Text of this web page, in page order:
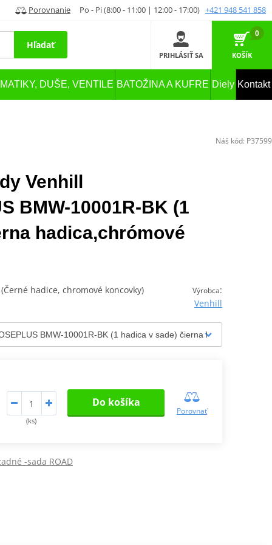
Porovnanie Po - Pi (8:00 - 11:00 | 12:00 - 17:00) +421 948 541 858
Hľadať
PRIHLÁSIŤ SA
0
KOŠÍK
DUŠE, VENTILE BATOŽINA A KUFRE Diely Kontakt
Venhill
BMW-10001R-BK (1
hadica,chrómové
Výrobca:
Venhill
hadice, chromové koncovky)
(ks)
Do košíka
Porovnať
-sada ROAD
Náš kód: P37599